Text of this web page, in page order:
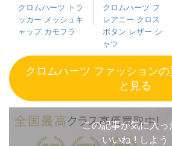
クロムハーツ トラ
ッカー メッシュキ
ャップ カモフラ
クロムハーツ フ
レアニー クロス
ボタン レザー シ
ャツ
クロムハーツ ファッション
と見る
この記事が気に入っ
いいね ! しよう